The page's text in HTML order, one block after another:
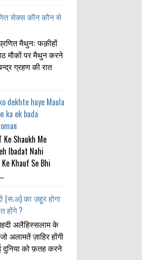
सेक्स कौन कौन से
मैथुनः फक़ीहों
मौकों पर मैथुन करने
ग्रहण की रात
dekhte huye Maula
ka ek bada
Ke Shaukh Me
Ibadat Nahi
Ke Khauf Se Bhi
(स.अ) का ज़हूर होगा
होंगे ?
अलैहिस्सलाम के
अलामतें ज़ाहिर होंगी
दुनिया को फ़तह करने